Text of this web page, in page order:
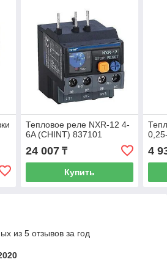
Тепловое реле NXR-12 4-
6A (CHINT) 837101
24 007₸
Купить
4
из 5 отзывов за год